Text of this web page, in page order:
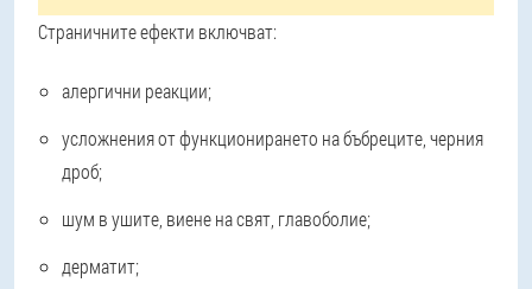
Страничните ефекти включват:
алергични реакции;
усложнения от функционирането на бъбреците, черния
дроб;
шум в ушите, виене на свят, главоболие;
дерматит;